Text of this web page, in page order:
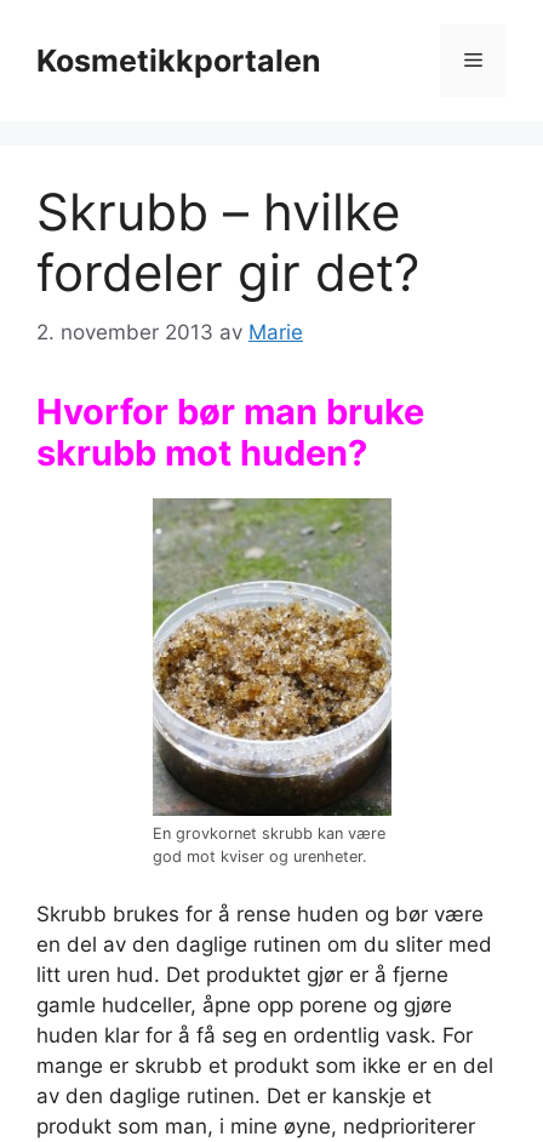
innholdKosmetikkportalen Meny
Skrubb – hvilke
fordeler gir det?
2. november 2013 av Marie
Hvorfor bør man bruke
skrubb mot huden?
En grovkornet skrubb kan være
god mot kviser og urenheter.
Skrubb brukes for å rense huden og bør være
en del av den daglige rutinen om du sliter med
litt uren hud. Det produktet gjør er å fjerne
gamle hudceller, åpne opp porene og gjøre
huden klar for å få seg en ordentlig vask. For
mange er skrubb et produkt som ikke er en del
av den daglige rutinen. Det er kanskje et
produkt som man, i mine øyne, nedprioriterer